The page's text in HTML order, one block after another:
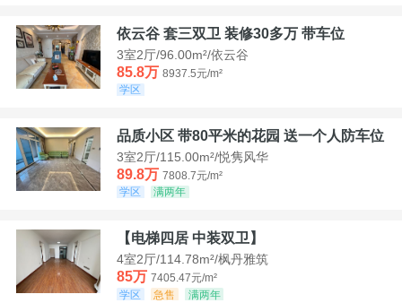
依云谷 套三双卫 装修30多万 带车位
3室2厅/96.00m²/依云谷
85.8万 8937.5元/m²
学区
品质小区 带80平米的花园 送一个人防车位
3室2厅/115.00m²/悦隽风华
89.8万 7808.7元/m²
学区
满两年
【电梯四居 中装双卫】
4室2厅/114.78m²/枫丹雅筑
85万 7405.47元/m²
学区
急售 满两年